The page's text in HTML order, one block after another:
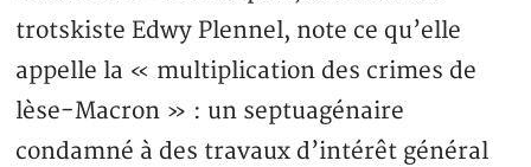
trotskiste Edwy Plennel, note ce qu’elle
appelle la « multiplication des crimes de
lèse-Macron » : un septuagénaire
condamné à des travaux d’intérêt général